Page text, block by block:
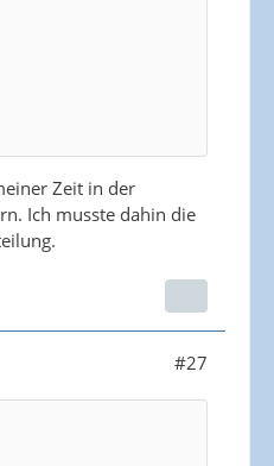
Zeit in der
Ich musste dahin die
#27